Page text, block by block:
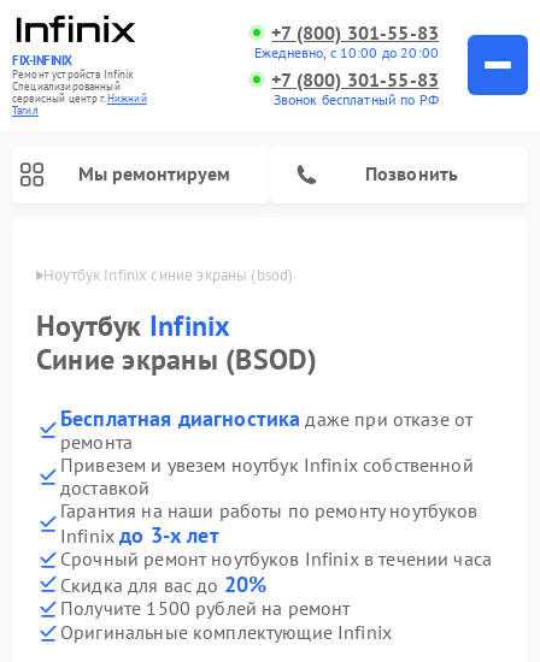
FIX-INFINIX
Ремонт устройств Infinix
Специализированный
cервисный центр г.Нижний
Тагил
+7 (800) 301-55-83
Ежедневно, с 10:00 до 20:00
+7 (800) 301-55-83
Звонок бесплатный по РФ
Мы ремонтируем Позвонить
Ноутбук Infinix синие экраны (bsod)
Ноутбук Infinix
Синие экраны (BSOD)
Бесплатная диагностика даже при отказе от
ремонта
Привезем и увезем ноутбук Infinix собственной
доставкой
Гарантия на наши работы по ремонту ноутбуков
Infinixдо 3-х лет
Срочный ремонт ноутбуков Infinix в течении часа
Скидка для вас до 20%
Получите 1500 рублей на ремонт
Оригинальные комплектующие Infinix